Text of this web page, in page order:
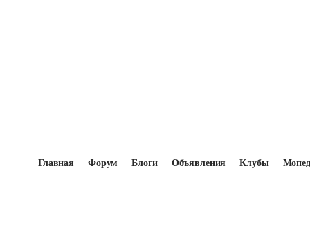
Главная Форум Блоги Объявления Клубы